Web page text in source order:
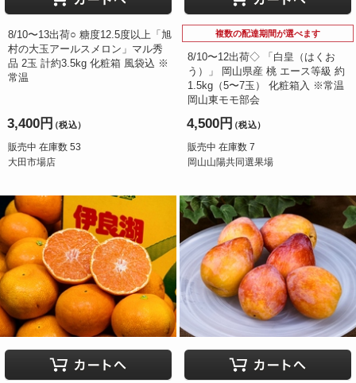
8/10〜13出荷○ 糖度12.5度以上「旭
村の大玉アールスメロン」マル秀
品 2玉 計約3.5kg 化粧箱 風袋込 ※
常温
3,400円（税込）
販売中 在庫数 53
大田市場店
複数の配達期間が選べます
8/10〜12出荷◇ 「白皇（はくお
う）」 岡山県産 桃 エース等級 約
1.5kg（5〜7玉） 化粧箱入 ※常温
岡山東モモ部会
4,500円（税込）
販売中 在庫数 7
岡山山陽共同選果場